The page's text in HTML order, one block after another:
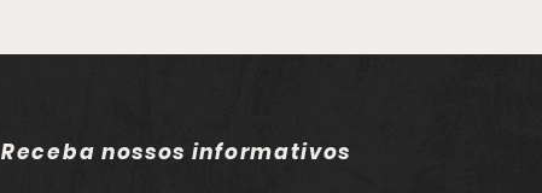
Receba nossos informativos